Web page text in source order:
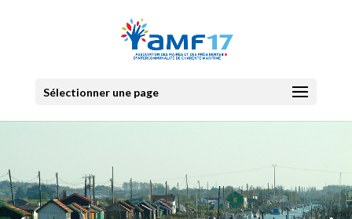
Sélectionner une page